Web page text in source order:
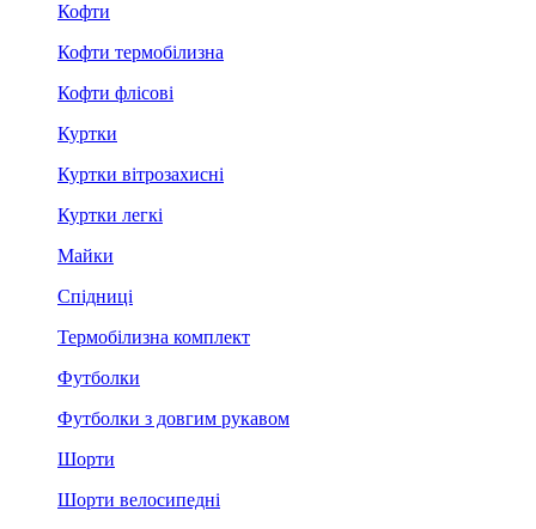
Кофти
Кофти термобілизна
Кофти флісові
Куртки
Куртки вітрозахисні
Куртки легкі
Майки
Спідниці
Термобілизна комплект
Футболки
Футболки з довгим рукавом
Шорти
Шорти велосипедні